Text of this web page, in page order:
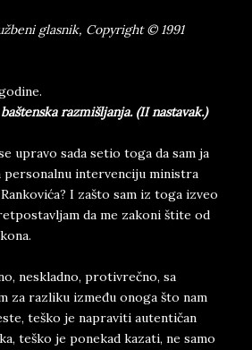
glasnik, Copyright © 1991
razmišljanja. (II nastavak.)
upravo sada setio toga da sam ja
personalnu intervenciju ministra
I zašto sam iz toga izveo
da me zakoni štite od
neskladno, protivrečno, sa
za razliku između onoga što nam
teško je napraviti autentičan
teško je ponekad kazati, ne samo